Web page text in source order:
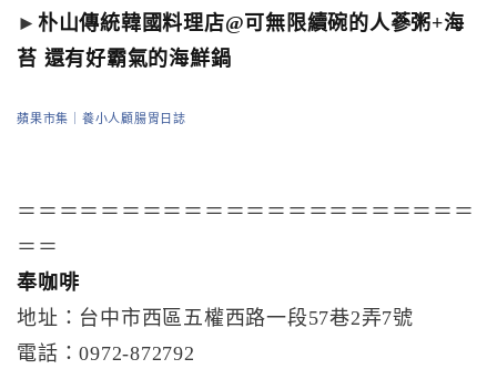
► 朴山傳統韓國料理店@可無限續碗的人蔘粥+海
苔 還有好霸氣的海鮮鍋
蘋果市集｜養小人顧腸胃日誌
＝＝＝＝＝＝＝＝＝＝＝＝＝＝＝＝＝＝＝＝＝＝
＝＝
奉咖啡
地址：台中市西區五權西路一段57巷2弄7號
電話：0972-872792